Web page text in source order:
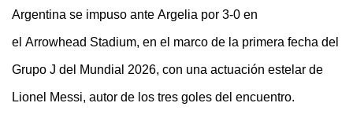
Argentina se impuso ante Argelia por 3-0 en
el Arrowhead Stadium, en el marco de la primera fecha del
Grupo J del Mundial 2026, con una actuación estelar de
Lionel Messi, autor de los tres goles del encuentro.